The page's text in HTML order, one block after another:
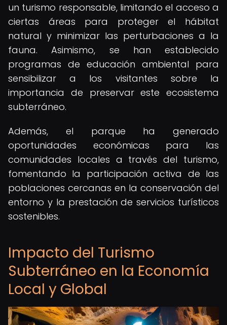
un turismo responsable, limitando el acceso a
ciertas áreas para proteger el hábitat
natural y minimizar las perturbaciones a la
fauna. Asimismo, se han establecido
programas de educación ambiental para
sensibilizar a los visitantes sobre la
importancia de preservar este ecosistema
subterráneo.
Además, el parque ha generado
oportunidades económicas para las
comunidades locales a través del turismo,
fomentando la participación activa de las
poblaciones cercanas en la conservación del
entorno y la prestación de servicios turísticos
sostenibles.
Impacto del Turismo
Subterráneo en la Economía
Local y Global